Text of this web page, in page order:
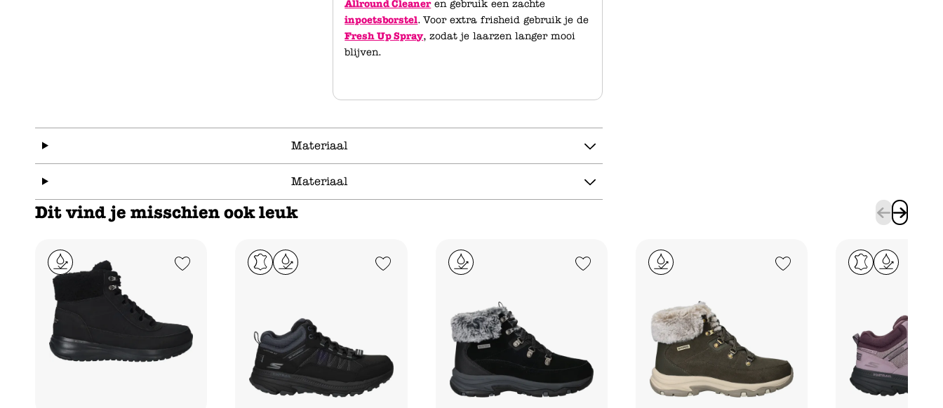
Allround Cleaneren gebruik een zachte
inpoetsborstel. Voor extra frisheid gebruik je de
Fresh Up Spray, zodat je laarzen langer mooi
blijven.
Materiaal
Materiaal
Dit vind je misschien ook leuk
Add to Wishlist Add to Wishlist Add to Wishlist Add to Wishlist